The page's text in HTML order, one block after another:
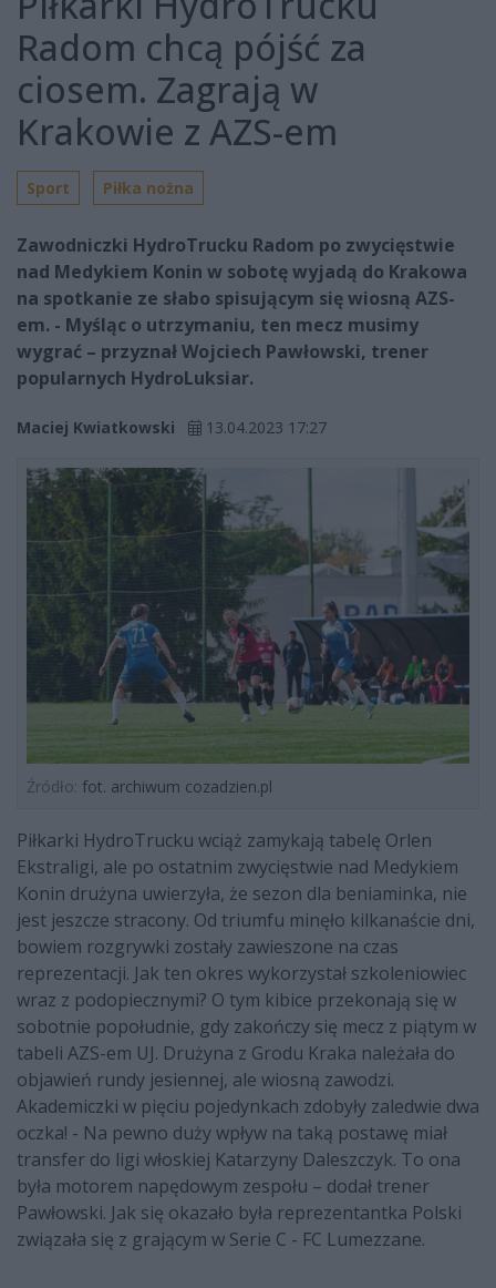
Radom chcą pójść za
ciosem. Zagrają w
Krakowie z AZS-em
Sport Piłka nożna
Zawodniczki HydroTrucku Radom po zwycięstwie
nad Medykiem Konin w sobotę wyjadą do Krakowa
na spotkanie ze słabo spisującym się wiosną AZS-
em. - Myśląc o utrzymaniu, ten mecz musimy
wygrać – przyznał Wojciech Pawłowski, trener
popularnych HydroLuksiar.
Maciej Kwiatkowski 13.04.2023 17:27
Źródło: fot. archiwum cozadzien.pl
Piłkarki HydroTrucku wciąż zamykają tabelę Orlen
Ekstraligi, ale po ostatnim zwycięstwie nad Medykiem
Konin drużyna uwierzyła, że sezon dla beniaminka, nie
jest jeszcze stracony. Od triumfu minęło kilkanaście dni,
bowiem rozgrywki zostały zawieszone na czas
reprezentacji. Jak ten okres wykorzystał szkoleniowiec
wraz z podopiecznymi? O tym kibice przekonają się w
sobotnie popołudnie, gdy zakończy się mecz z piątym w
tabeli AZS-em UJ. Drużyna z Grodu Kraka należała do
objawień rundy jesiennej, ale wiosną zawodzi.
Akademiczki w pięciu pojedynkach zdobyły zaledwie dwa
oczka! - Na pewno duży wpływ na taką postawę miał
transfer do ligi włoskiej Katarzyny Daleszczyk. To ona
była motorem napędowym zespołu – dodał trener
Pawłowski. Jak się okazało była reprezentantka Polski
związała się z grającym w Serie C - FC Lumezzane.